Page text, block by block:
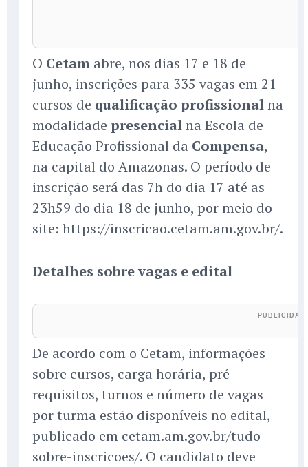
O Cetam abre, nos dias 17 e 18 de
junho, inscrições para 335 vagas em 21
cursos de qualificação profissionalna
modalidade presencialna Escola de
Educação Profissional da Compensa,
na capital do Amazonas. O período de
inscrição será das 7h do dia 17 até as
23h59 do dia 18 de junho, por meio do
site: https://inscricao.cetam.am.gov.br/.
Detalhes sobre vagas e edital
De acordo com o Cetam, informações
sobre cursos, carga horária, pré-
requisitos, turnos e número de vagas
por turma estão disponíveis no edital,
publicado em cetam.am.gov.br/tudo-
sobre-inscricoes/. O candidato deve